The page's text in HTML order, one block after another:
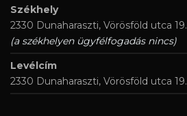
Székhely
2330 Dunaharaszti, Vörösföld utca 19.
(a székhelyen ügyfélfogadás nincs)
Levélcím
2330 Dunaharaszti, Vörösföld utca 19.